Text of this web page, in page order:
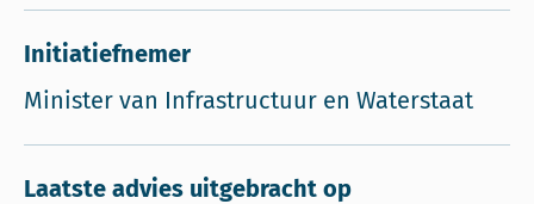
Initiatiefnemer
Minister van Infrastructuur en Waterstaat
Laatste advies uitgebracht op